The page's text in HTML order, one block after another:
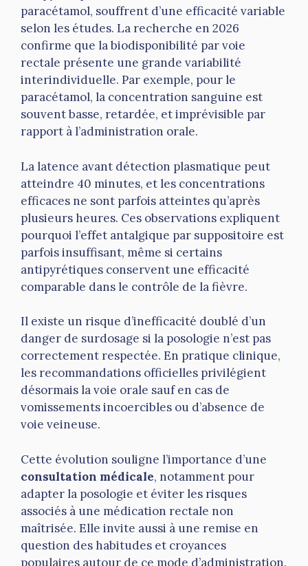
paracétamol, souffrent d’une efficacité variable
selon les études. La recherche en 2026
confirme que la biodisponibilité par voie
rectale présente une grande variabilité
interindividuelle. Par exemple, pour le
paracétamol, la concentration sanguine est
souvent basse, retardée, et imprévisible par
rapport à l’administration orale.
La latence avant détection plasmatique peut
atteindre 40 minutes, et les concentrations
efficaces ne sont parfois atteintes qu’après
plusieurs heures. Ces observations expliquent
pourquoi l’effet antalgique par suppositoire est
parfois insuffisant, même si certains
antipyrétiques conservent une efficacité
comparable dans le contrôle de la fièvre.
Il existe un risque d’inefficacité doublé d’un
danger de surdosage si la posologie n’est pas
correctement respectée. En pratique clinique,
les recommandations officielles privilégient
désormais la voie orale sauf en cas de
vomissements incoercibles ou d’absence de
voie veineuse.
Cette évolution souligne l’importance d’une
consultation médicale, notamment pour
adapter la posologie et éviter les risques
associés à une médication rectale non
maîtrisée. Elle invite aussi à une remise en
question des habitudes et croyances
populaires autour de ce mode d’administration.